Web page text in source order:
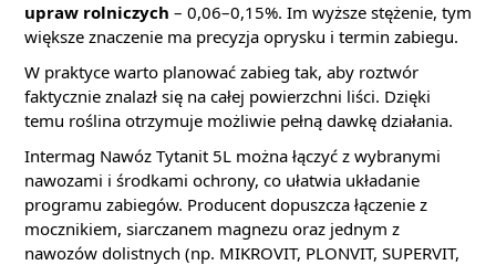
upraw rolniczych – 0,06–0,15%. Im wyższe stężenie, tym
większe znaczenie ma precyzja oprysku i termin zabiegu.
W praktyce warto planować zabieg tak, aby roztwór
faktycznie znalazł się na całej powierzchni liści. Dzięki
temu roślina otrzymuje możliwie pełną dawkę działania.
Intermag Nawóz Tytanit 5L można łączyć z wybranymi
nawozami i środkami ochrony, co ułatwia układanie
programu zabiegów. Producent dopuszcza łączenie z
mocznikiem, siarczanem magnezu oraz jednym z
nawozów dolistnych (np. MIKROVIT, PLONVIT, SUPERVIT,